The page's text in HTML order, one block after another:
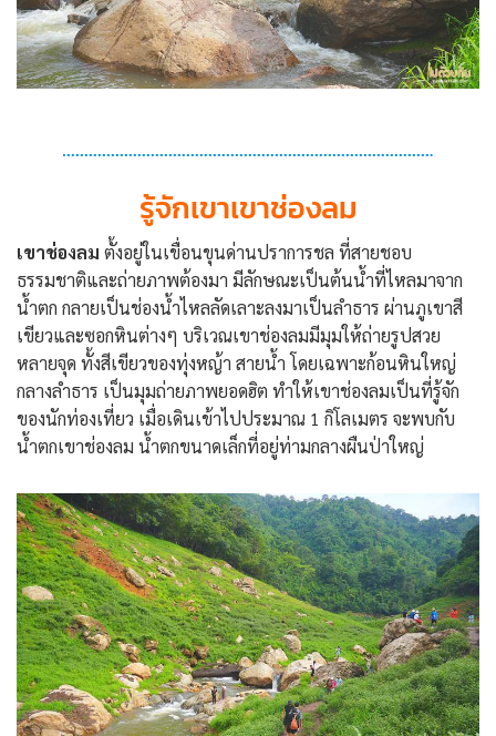
รู้จักเขาเขาช่องลม
เขาช่องลม ตั้งอยู่ในเขื่อนขุนด่านปราการชล ที่สายชอบ
ธรรมชาติและถ่ายภาพต้องมา มีลักษณะเป็นต้นน้ำที่ไหลมาจาก
น้ำตก กลายเป็นช่องน้ำไหลลัดเลาะลงมาเป็นลำธาร ผ่านภูเขาสี
เขียวและซอกหินต่างๆ บริเวณเขาช่องลมมีมุมให้ถ่ายรูปสวย
หลายจุด ทั้งสีเขียวของทุ่งหญ้า สายน้ำ โดยเฉพาะก้อนหินใหญ่
กลางลำธาร เป็นมุมถ่ายภาพยอดฮิต ทำให้เขาช่องลมเป็นที่รู้จัก
ของนักท่องเที่ยว เมื่อเดินเข้าไปประมาณ 1 กิโลเมตร จะพบกับ
น้ำตกเขาช่องลม น้ำตกขนาดเล็กที่อยู่ท่ามกลางผืนป่าใหญ่